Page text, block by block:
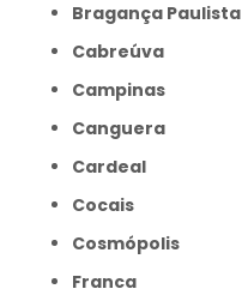
Bragança Paulista
Cabreúva
Campinas
Canguera
Cardeal
Cocais
Cosmópolis
Franca